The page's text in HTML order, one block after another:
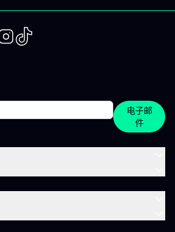
是猜测，也不是市井杂音。 IVLite的一天
致如下： 07:45 晨间简报 开盘前设定今日
40 明确关注点、操作情景、失效
金 趋势形成时，科学跟随。 22:05 市场回
、SOL和山寨币 大宗商品：黄金、原
、MSCI World 免费、IVLite、VIP：如
于免费账户与VIP之间。如果你想获取实用
，这是最佳选择。 你会获得 免费 IVLite
Instagram
电子邮
件